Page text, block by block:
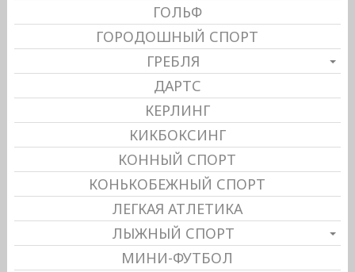
ГОЛЬФ
ГОРОДОШНЫЙ СПОРТ
ГРЕБЛЯ
ДАРТС
КЕРЛИНГ
КИКБОКСИНГ
КОННЫЙ СПОРТ
КОНЬКОБЕЖНЫЙ СПОРТ
ЛЕГКАЯ АТЛЕТИКА
ЛЫЖНЫЙ СПОРТ
МИНИ-ФУТБОЛ